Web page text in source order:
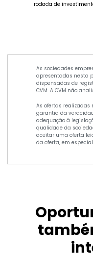
rodada de
As sociedades
apresentadas nesta
dispensadas de
CVM. A CVM não
As ofertas realizadas
garantia da
adequação à
qualidade da
aceitar uma oferta
da oferta, em